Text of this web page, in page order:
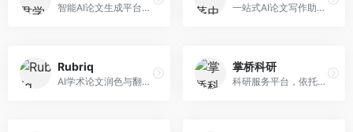
智能AI论文生成平台，支持查重检测。面向高校学生和研究人员，提供论文选题、内容生成、查重修改等一站式服务，学术写作流程完整。 一站式AI论文写作助手，覆盖学术写作全场景。面向高校学生和科研人员，提供开题报告、文献综述、论文正文等写作服务，支持多学科多类型论文，操作简便。
Rubriq
AI学术论文润色与翻译平台。面向国际期刊投稿者，提供论文润色、翻译、格式调整等服务，支持多语言，学术表达专业规范。
掌桥科研
科研服务平台，依托3亿+真实文献数据库。面向学术研究者和学生，提供文献检索、论文写作、科研数据分析等服务，文献资源丰富，学术支持专业。